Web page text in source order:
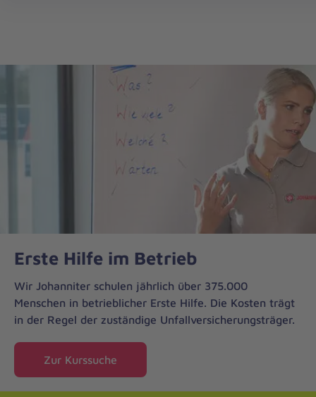
Erste Hilfe im Betrieb
Wir Johanniter schulen jährlich über 375.000
Menschen in betrieblicher Erste Hilfe. Die Kosten trägt
in der Regel der zuständige Unfallversicherungsträger.
Zur Kurssuche